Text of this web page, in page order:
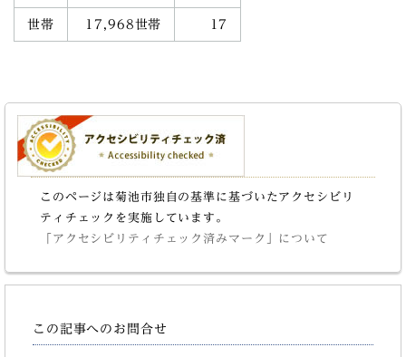
世帯 17,968世帯 17
このページは菊池市独自の基準に基づいたアクセシビリ
ティチェックを実施しています。
「アクセシビリティチェック済みマーク」について
この記事へのお問合せ